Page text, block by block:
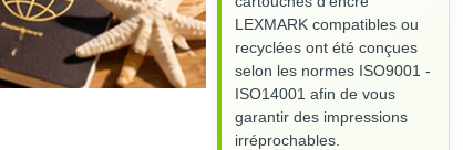
LEXMARK compatibles ou
recyclées ont été conçues
selon les normes ISO9001 -
ISO14001 afin de vous
garantir des impressions
irréprochables.